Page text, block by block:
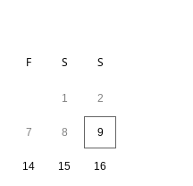
F S S
1 2
7 8 9
14 15 16